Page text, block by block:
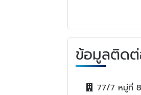
ข้อมูลติด
77/7 หมู่ที่ 8